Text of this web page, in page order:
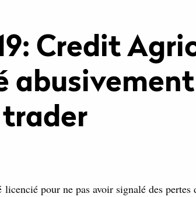
Credit
licencié pour ne pas avoir signalé des